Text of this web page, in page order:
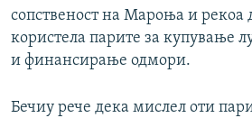
сопственост на Мароња и рекоа
користела парите за купување
и финансирање одмори.
Бечиу рече дека мислел оти